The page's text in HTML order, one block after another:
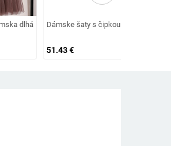
výstrihom
dlhá sukňa s vysokým pásom a tylom
Dámske šaty s čipkou a kučerami
51.43€